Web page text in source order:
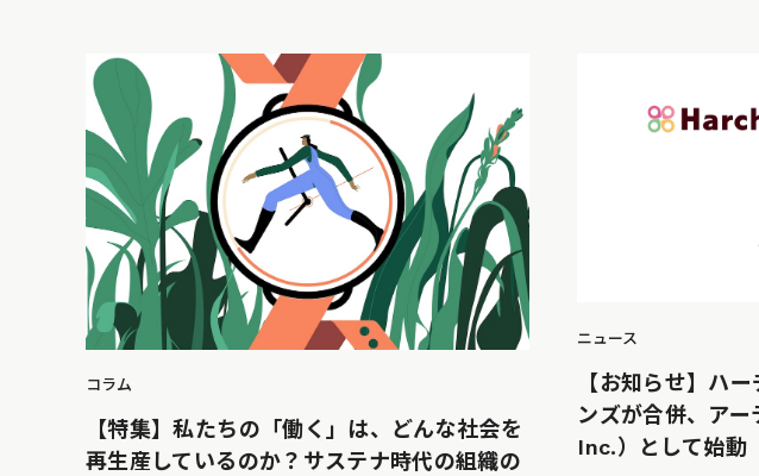
コラム
【特集】私たちの「働く」は、どんな社会を
再生産しているのか？サステナ時代の組織の
ニュース
【お知らせ】ハ
ンズが合併、ア
Inc.）として始動